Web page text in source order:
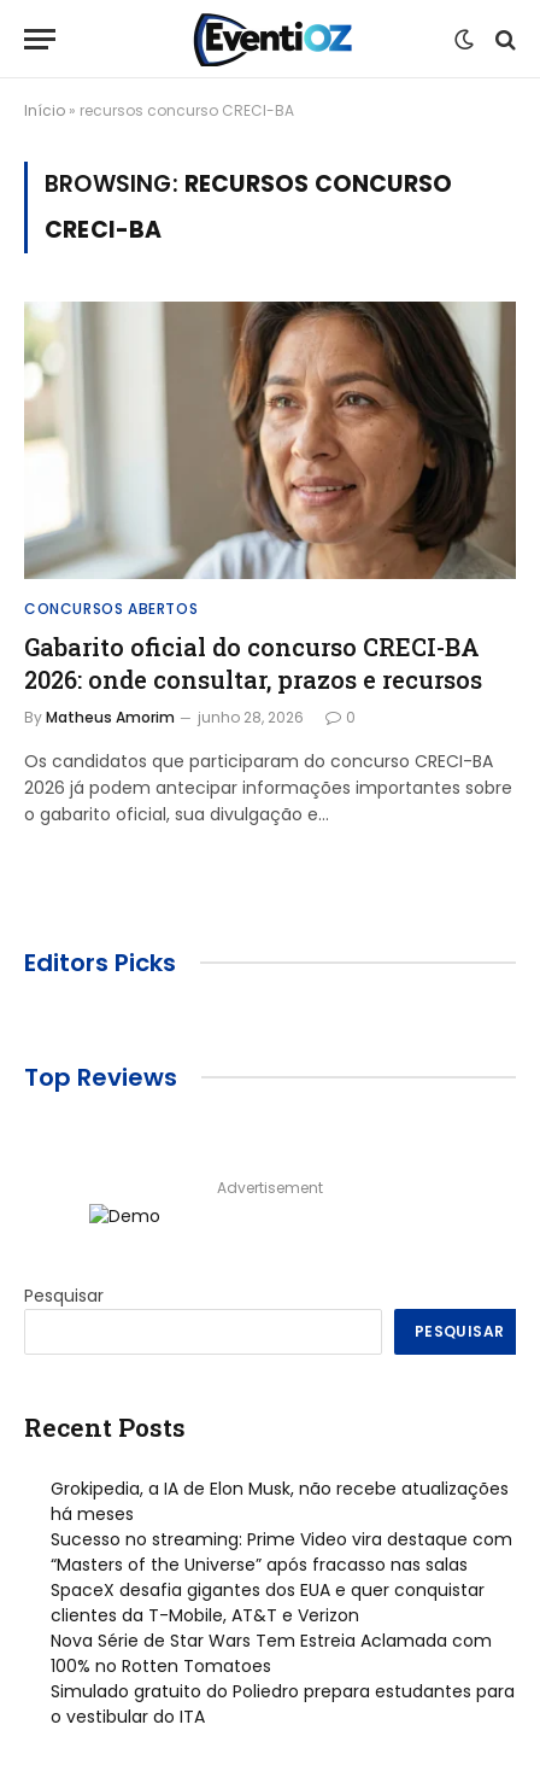
Início » recursos concurso CRECI-BA
BROWSING: RECURSOS CONCURSO
CRECI-BA
CONCURSOS ABERTOS
Gabarito oficial do concurso CRECI-BA
2026: onde consultar, prazos e recursos
ByMatheus Amorim junho 28, 2026 0
Os candidatos que participaram do concurso CRECI-BA
2026 já podem antecipar informações importantes sobre
o gabarito oficial, sua divulgação e…
Editors Picks
Top Reviews
Advertisement
Pesquisar
PESQUISAR
Recent Posts
Grokipedia, a IA de Elon Musk, não recebe atualizações
há meses
Sucesso no streaming: Prime Video vira destaque com
“Masters of the Universe” após fracasso nas salas
SpaceX desafia gigantes dos EUA e quer conquistar
clientes da T-Mobile, AT&T e Verizon
Nova Série de Star Wars Tem Estreia Aclamada com
100% no Rotten Tomatoes
Simulado gratuito do Poliedro prepara estudantes para
o vestibular do ITA